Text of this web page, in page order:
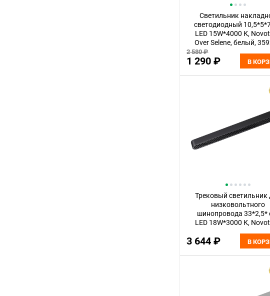
Светильник
светодиодный
LED 15W*4000 К,
Over Selene, белый,
2 580 ₽
1 290 ₽ В
Трековый светильник
низковольтного
шинопровода 33*2,5*
LED 18W*3000 К,
3 644 ₽ В